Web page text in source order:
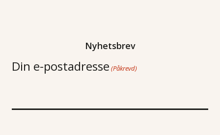
Nyhetsbrev
Din e-postadresse (Påkrevd)